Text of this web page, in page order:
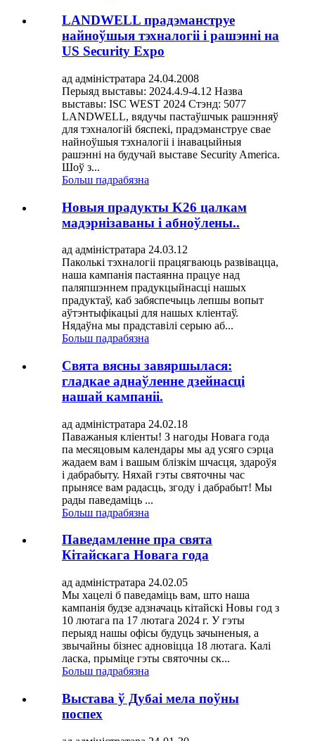
LANDWELL прадэманструе
найноўшыя тэхналогіі і рашэнні на
US Security Expo
ад адміністратара 24.04.2008
Перыяд выставы: 2024.4.9-4.12 Назва
выставы: ISC WEST 2024 Стэнд: 5077
LANDWELL, вядучы пастаўшчык рашэнняў
для тэхналогій бяспекі, прадэманструе свае
найноўшыя тэхналогіі і інавацыйныя
рашэнні на будучай выставе Security America.
Шоў з...
Больш падрабязна
Новыя прадукты K26 цалкам
мадэрнізаваны і абноўлены..
ад адміністратара 24.03.12
Паколькі тэхналогіі працягваюць развівацца,
наша кампанія пастаянна працуе над
паляпшэннем прадукцыйнасці нашых
прадуктаў, каб забяспечыць лепшы вопыт
аўтэнтыфікацыі для нашых кліентаў.
Нядаўна мы прадставілі серыю аб...
Больш падрабязна
Свята вясны завяршылася:
гладкае аднаўленне дзейнасці
нашай кампаніі.
ад адміністратара 24.02.18
Паважаныя кліенты! З нагоды Новага года
па месяцовым календары мы ад усяго сэрца
жадаем вам і вашым блізкім шчасця, здароўя
і дабрабыту. Няхай гэты святочны час
прынясе вам радасць, згоду і дабрабыт! Мы
рады паведаміць ...
Больш падрабязна
Паведамленне пра свята
Кітайскага Новага года
ад адміністратара 24.02.05
Мы хацелі б паведаміць вам, што наша
кампанія будзе адзначаць кітайскі Новы год з
10 лютага па 17 лютага 2024 г. У гэты
перыяд нашы офісы будуць зачыненыя, а
звычайны бізнес адновіцца 18 лютага. Калі
ласка, прыміце гэты святочны ск...
Больш падрабязна
Выстава ў Дубаі мела поўны
поспех